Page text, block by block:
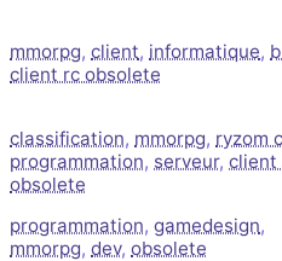
mmorpg, client, informatique,
client rc obsolete
classification, mmorpg, ryzom
programmation, serveur, client
obsolete
programmation, gamedesign,
mmorpg, dev, obsolete